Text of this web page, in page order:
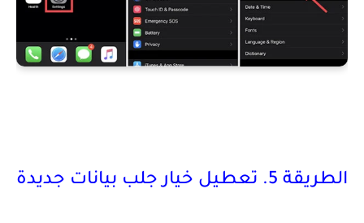
الطريقة 5. تعطيل خيار جلب بيانات جديدة